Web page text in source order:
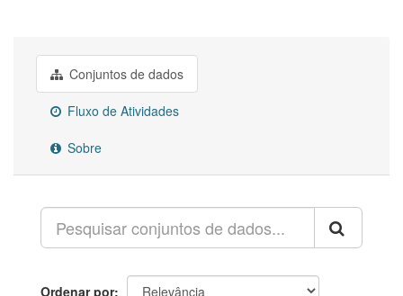
Conjuntos de dados
Fluxo de Atividades
Sobre
Ordenar por